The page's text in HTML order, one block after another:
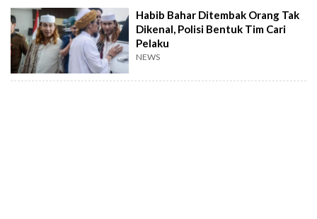
Habib Bahar Ditembak Orang Tak
Dikenal, Polisi Bentuk Tim Cari
Pelaku
NEWS